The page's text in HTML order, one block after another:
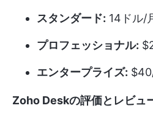
スタンダード: 14ドル/
プロフェッショナル:
エンタープライズ:
Zoho Deskの評価とレビュ